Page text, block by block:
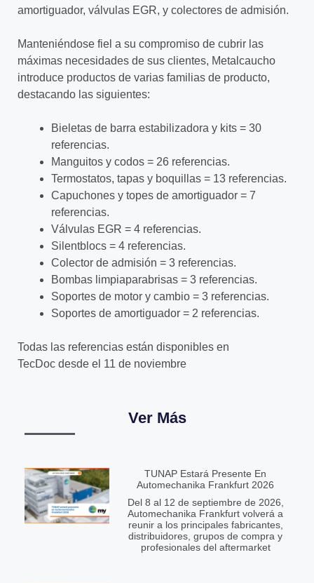
amortiguador, válvulas EGR, y colectores de admisión.
Manteniéndose fiel a su compromiso de cubrir las
máximas necesidades de sus clientes, Metalcaucho
introduce productos de varias familias de producto,
destacando las siguientes:
Bieletas de barra estabilizadora y kits = 30
referencias.
Manguitos y codos = 26 referencias.
Termostatos, tapas y boquillas = 13 referencias.
Capuchones y topes de amortiguador = 7
referencias.
Válvulas EGR = 4 referencias.
Silentblocs = 4 referencias.
Colector de admisión = 3 referencias.
Bombas limpiaparabrisas = 3 referencias.
Soportes de motor y cambio = 3 referencias.
Soportes de amortiguador = 2 referencias.
Todas las referencias están disponibles en
TecDoc desde el 11 de noviembre
Ver Más
TUNAP Estará Presente En
Automechanika Frankfurt 2026
Del 8 al 12 de septiembre de 2026,
Automechanika Frankfurt volverá a
reunir a los principales fabricantes,
distribuidores, grupos de compra y
profesionales del aftermarket